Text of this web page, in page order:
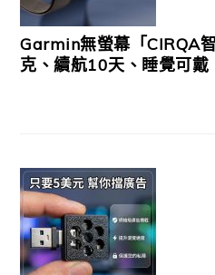
Garmin無螢幕「CIRQA
克、續航10天、睡覺可戴